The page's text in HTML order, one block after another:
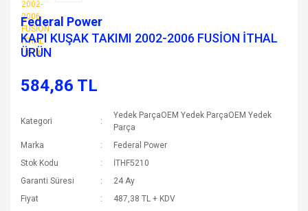
Federal Power
KAPI KUŞAK TAKIMI 2002-2006 FUSİON İTHAL
ÜRÜN
584,86 TL
Kategori
Yedek ParçaOEM Yedek ParçaOEM Yedek
Parça
Marka
Federal Power
Stok Kodu
İTHF5210
Garanti Süresi
24 Ay
Fiyat
487,38 TL + KDV